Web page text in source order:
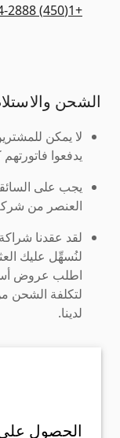
+1(450) 464-2888
الشحن
لا يمكن
يدفعوا
يجب على
العنصر من
لقد عقدنا
لنُسهِّل عليك
اطلب عروض
لتكلفة الشحن
لدينا.
الحصول